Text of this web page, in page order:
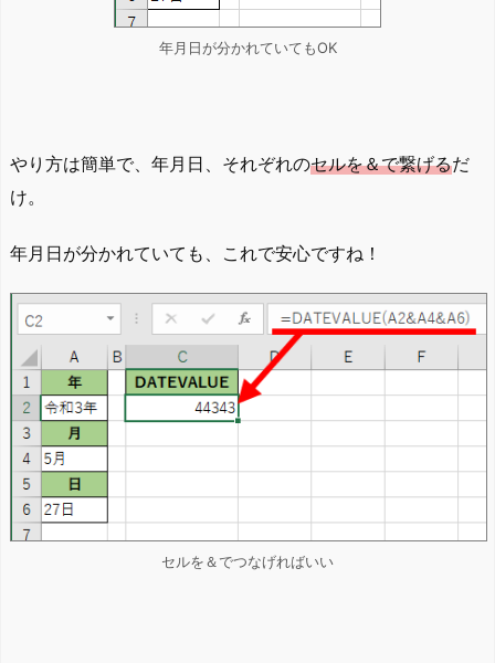
年月日が分かれていてもOK
やり方は簡単で、年月日、それぞれのセルを＆で繋げるだ
け。
年月日が分かれていても、これで安心ですね！
セルを＆でつなげればいい